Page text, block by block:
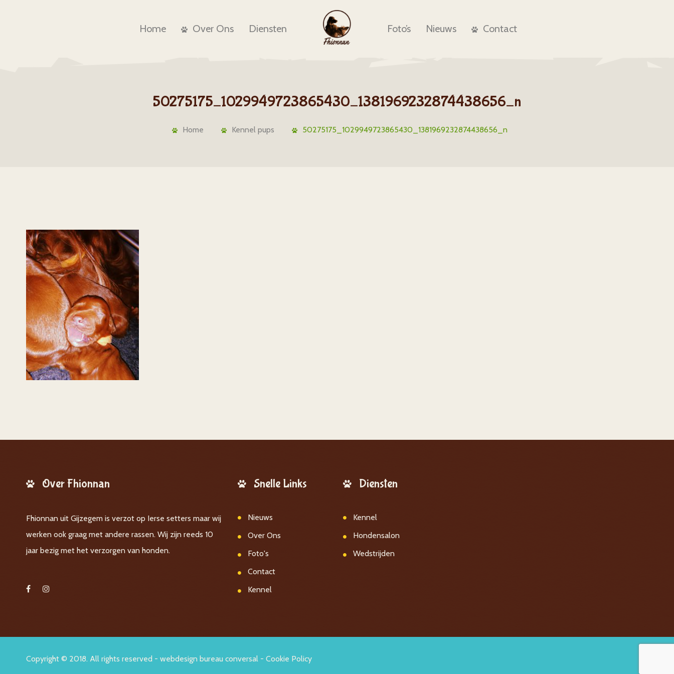
Home Over Ons Diensten Foto’s Nieuws Contact
50275175_1029949723865430_1381969232874438656_n
Home Kennel pups 50275175_1029949723865430_1381969232874438656_n
Over Fhionnan
Fhionnan uit Gijzegem is verzot op Ierse setters maar wij
werken ook graag met andere rassen. Wij zijn reeds 10
jaar bezig met het verzorgen van honden.
Snelle Links
Nieuws
Over Ons
Foto's
Contact
Kennel
Diensten
Kennel
Hondensalon
Wedstrijden
Copyright © 2018. All rights reserved - webdesign bureau conversal - Cookie Policy